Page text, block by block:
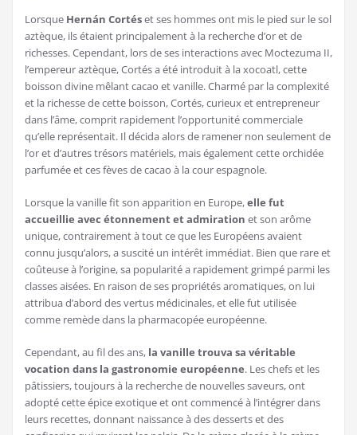
Lorsque Hernán Cortéset ses hommes ont mis le pied sur le sol
aztèque, ils étaient principalement à la recherche d’or et de
richesses. Cependant, lors de ses interactions avec Moctezuma II,
l’empereur aztèque, Cortés a été introduit à la xocoatl, cette
boisson divine mêlant cacao et vanille. Charmé par la complexité
et la richesse de cette boisson, Cortés, curieux et entrepreneur
dans l’âme, comprit rapidement l’opportunité commerciale
qu’elle représentait. Il décida alors de ramener non seulement de
l’or et d’autres trésors matériels, mais également cette orchidée
parfumée et ces fèves de cacao à la cour espagnole.
Lorsque la vanille fit son apparition en Europe,elle fut
accueillie avec étonnement et admiration et son arôme
unique, contrairement à tout ce que les Européens avaient
connu jusqu’alors, a suscité un intérêt immédiat. Bien que rare et
coûteuse à l’origine, sa popularité a rapidement grimpé parmi les
classes aisées. En raison de ses propriétés aromatiques, on lui
attribua d’abord des vertus médicinales, et elle fut utilisée
comme remède dans la pharmacopée européenne.
Cependant, au fil des ans, la vanille trouva sa véritable
vocation dans la gastronomie européenne. Les chefs et les
pâtissiers, toujours à la recherche de nouvelles saveurs, ont
adopté cette épice exotique et ont commencé à l’intégrer dans
leurs recettes, donnant naissance à des desserts et des